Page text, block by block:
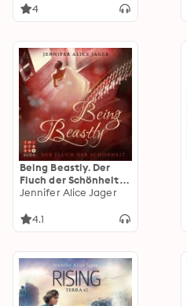
4
Being Beastly. Der
Fluch der Schönheit
(Märchenadaption
das Biest«)
Jennifer Alice Jager
4.1